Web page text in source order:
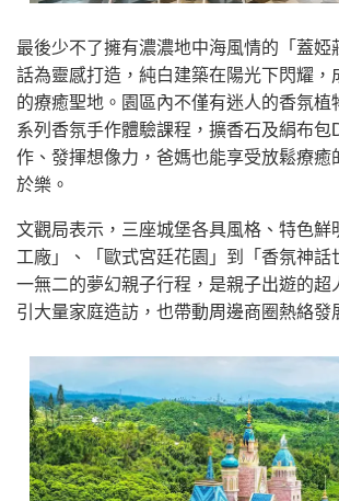
最後少不了擁有濃濃地中海風情的「蓋婭
話為靈感打造，純白建築在陽光下閃耀，
的療癒聖地。園區內不僅有迷人的香氛植
系列香氛手作體驗課程，擴香石及絹布包
作、發揮想像力，爸媽也能享受放鬆療癒
於樂。
文觀局表示，三座城堡各具風格、特色鮮
工廠」、「歐式宮廷花園」到「香氛神話
一無二的夢幻親子行程，是親子出遊的超
引大量家庭造訪，也帶動周邊商圈熱絡發